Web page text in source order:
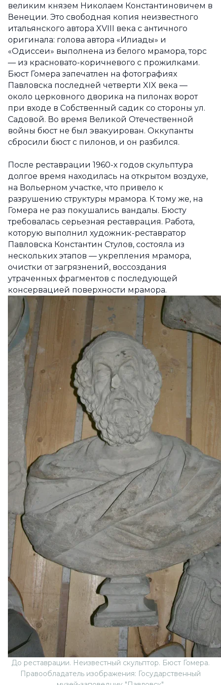
великим князем Николаем Константиновичем в
Венеции. Это свободная копия неизвестного
итальянского автора XVIII века с античного
оригинала: голова автора «Илиады» и
«Одиссеи» выполнена из белого мрамора, торс
— из красновато-коричневого с прожилками.
Бюст Гомера запечатлен на фотографиях
Павловска последней четверти XIX века —
около церковного дворика на пилонах ворот
при входе в Собственный садик со стороны ул.
Садовой. Во время Великой Отечественной
войны бюст не был эвакуирован. Оккупанты
сбросили бюст с пилонов, и он разбился.
После реставрации 1960-х годов скульптура
долгое время находилась на открытом воздухе,
на Вольерном участке, что привело к
разрушению структуры мрамора. К тому же, на
Гомера не раз покушались вандалы. Бюсту
требовалась серьезная реставрация. Работа,
которую выполнил художник-реставратор
Павловска Константин Стулов, состояла из
нескольких этапов — укрепления мрамора,
очистки от загрязнений, воссоздания
утраченных фрагментов с последующей
консервацией поверхности мрамора.
До реставрации. Неизвестный скульптор. Бюст Гомера.
Правообладатель изображения: Государственный